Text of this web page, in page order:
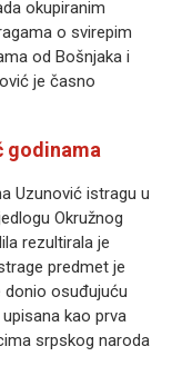
okupiranim
o svirepim
od Bošnjaka i
je časno
godinama
Uzunović istragu u
Okružnog
rezultirala je
predmet je
donio osuđujuću
kao prva
srpskog naroda